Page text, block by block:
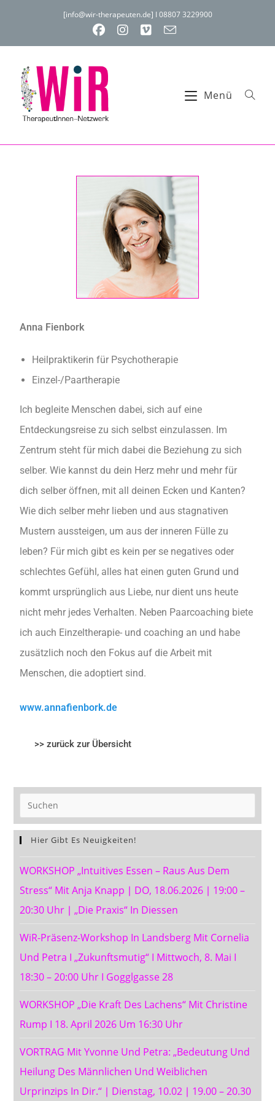
[info@wir-therapeuten.de] I 08807 3229900
Menü
Anna Fienbork
Heilpraktikerin für Psychotherapie
Einzel-/Paartherapie
Ich begleite Menschen dabei, sich auf eine
Entdeckungsreise zu sich selbst einzulassen. Im
Zentrum steht für mich dabei die Beziehung zu sich
selber. Wie kannst du dein Herz mehr und mehr für
dich selber öffnen, mit all deinen Ecken und Kanten?
Wie dich selber mehr lieben und aus stagnativen
Mustern aussteigen, um aus der inneren Fülle zu
leben? Für mich gibt es kein per se negatives oder
schlechtes Gefühl, alles hat einen guten Grund und
kommt ursprünglich aus Liebe, nur dient uns heute
nicht mehr jedes Verhalten. Neben Paarcoaching biete
ich auch Einzeltherapie- und coaching an und habe
zusätzlich noch den Fokus auf die Arbeit mit
Menschen, die adoptiert sind.
www.annafienbork.de
>> zurück zur Übersicht
Hier Gibt Es Neuigkeiten!
WORKSHOP „Intuitives Essen – Raus Aus Dem
Stress“ Mit Anja Knapp ∣ DO, 18.06.2026 ∣ 19:00 –
20:30 Uhr ∣ „Die Praxis“ In Diessen
WiR-Präsenz-Workshop In Landsberg Mit Cornelia
Und Petra I „Zukunftsmutig“ I Mittwoch, 8. Mai I
18:30 – 20:00 Uhr I Gogglgasse 28
WORKSHOP „Die Kraft Des Lachens“ Mit Christine
Rump I 18. April 2026 Um 16:30 Uhr
VORTRAG Mit Yvonne Und Petra: „Bedeutung Und
Heilung Des Männlichen Und Weiblichen
Urprinzips In Dir.“ ∣ Dienstag, 10.02 ∣ 19.00 – 20.30